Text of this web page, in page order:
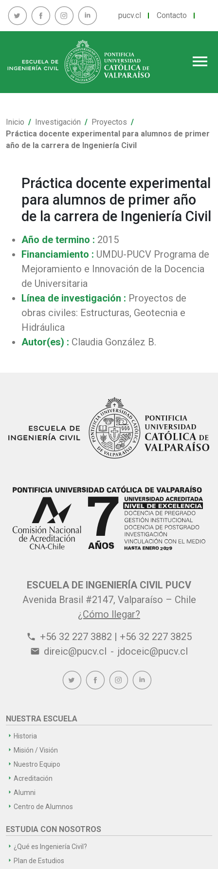
pucv.cl Contacto
menu
Inicio Investigación
Proyectos
Práctica docente experimental para alumnos de primer
año de la carrera de Ingeniería Civil
Práctica docente experimental
para alumnos de primer año
de la carrera de Ingeniería Civil
Año de termino : 2015
Financiamiento : UMDU-PUCV Programa de
Mejoramiento e Innovación de la Docencia
de Universitaria
Línea de investigación : Proyectos de
obras civiles: Estructuras, Geotecnia e
Hidráulica
Autor(es) : Claudia González B.
ESCUELA DE INGENIERÍA CIVIL PUCV
Avenida Brasil #2147, Valparaíso – Chile
¿Cómo llegar?
phone +56 32 227 3882 | +56 32 227 3825
email direic@pucv.cl - jdoceic@pucv.cl
NUESTRA ESCUELA
Historia
Misión / Visión
Nuestro Equipo
Acreditación
Alumni
Centro de Alumnos
ESTUDIA CON NOSOTROS
¿Qué es Ingeniería Civil?
Plan de Estudios